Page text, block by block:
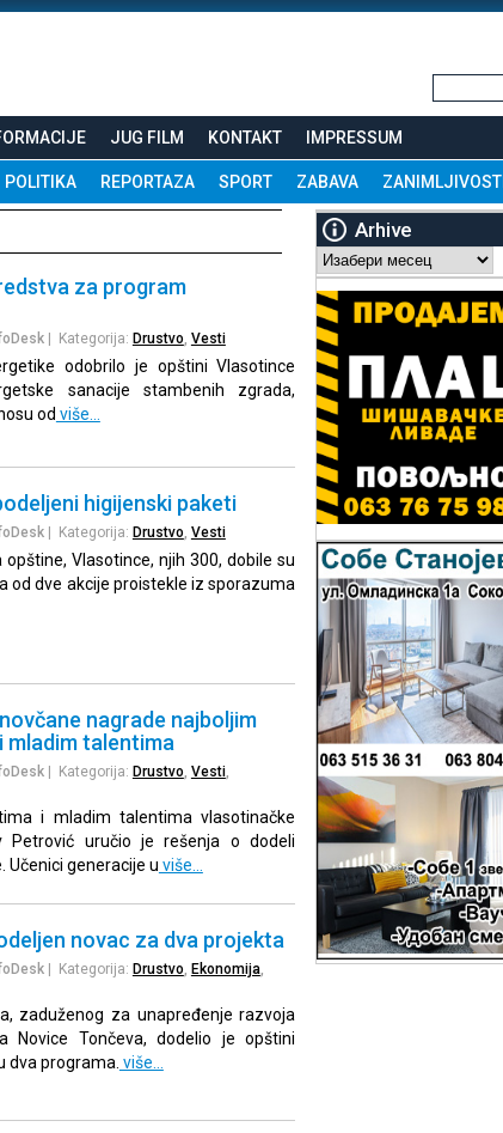
JUG FILM KONTAKT IMPRESSUM
POLITIKA REPORTAZA SPORT ZABAVA ZANIMLJIVOSTI
za program
| Kategorija: Drustvo Vesti
odobrilo je opštini Vlasotince
sanacije stambenih zgrada,
od više…
higijenski paketi
| Kategorija: Drustvo, Vesti
Vlasotince, njih 300, dobile su
od dve akcije proistekle iz sporazuma
nagrade najboljim
mladim talentima
| Kategorija: Drustvo, Vesti,
i mladim talentima vlasotinačke
Petrović uručio je rešenja o dodeli
Učenici generacije u više…
novac za dva projekta
| Kategorija: Drustvo, Ekonomija,
zaduženog za unapređenje razvoja
Novice Tončeva, dodelio je opštini
dva programa. više…
Arhive
Arhive